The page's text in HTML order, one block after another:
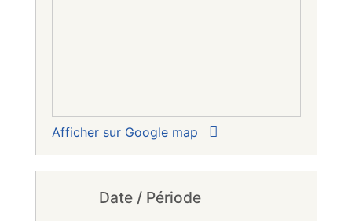
Afficher sur Google map
Date / Période